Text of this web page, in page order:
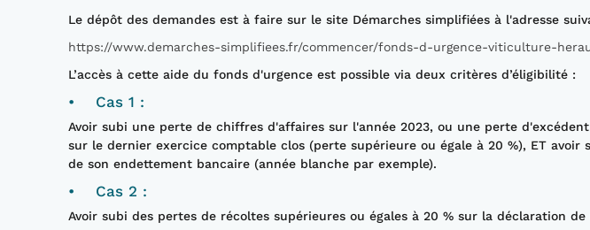
Le dépôt des demandes est à faire sur le site Démarches simplifiées à l'adresse
https://www.demarches-simplifiees.fr/commencer/fonds-d-urgence-viticulture-
L’accès à cette aide du fonds d'urgence est possible via deux critères d’éligibilité :
• Cas 1 :
Avoir subi une perte de chiffres d'affaires sur l'année 2023, ou une perte
sur le dernier exercice comptable clos (perte supérieure ou égale à 20 %), ET avoir
de son endettement bancaire (année blanche par exemple).
• Cas 2 :
Avoir subi des pertes de récoltes supérieures ou égales à 20 % sur la déclaration de